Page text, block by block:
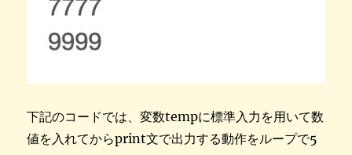
下記のコードでは、変数tempに標準入力を用いて数
値を入れてからprint文で出力する動作をループで5